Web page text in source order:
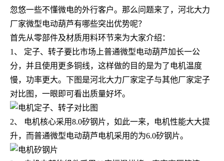
忽悠一些不懂微电的外行客户。那么问题来了，河北大力
厂家微型电动葫芦有哪些突出优势呢？
首先从零部件及材质用料环节来为大家介绍：
1、 定子、转子要比市场上普通微型电动葫芦加长一公
分，并且使用更多铜线，这样做的目的是为了电机温度
慢，功率更大。下图是河北大力厂家定子与其他厂家定子
对比图，一眼即可看出质量好坏。
2、 电机核心采用8.0矽钢片，如此一来，电机性能大大提
升，而普通微型电动葫芦电机采用的为6.0矽钢片。